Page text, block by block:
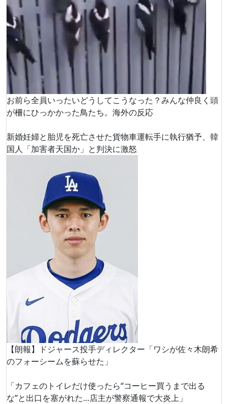
お前ら全員いったいどうしてこうなった？みんな仲良く頭
が柵にひっかかった鳥たち。海外の反応
新婚妊婦と胎児を死亡させた貨物車運転手に執行猶予、韓
国人「加害者天国か」と判決に激怒
【朗報】ドジャース投手ディレクター「ワシが佐々木朗希
のフォーシームを蘇らせた」
「カフェのトイレだけ使ったら“コーヒー買うまで出る
な”と出口を塞がれた…店主が警察通報で大炎上」